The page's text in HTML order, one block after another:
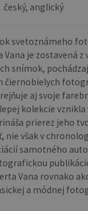
český, anglický
svetoznámeho
Vana je zostavená z
snímok,
čiernobielych
aj svoje
kolekcie vznikla
prierez jeho
nie však v
samotného
Vana rovnako
a módnej